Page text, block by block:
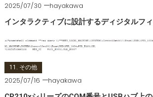
2025/07/30 hayakawa
インタラクティブに設計するディジタルフ
11. その他
2025/07/16 hayakawa